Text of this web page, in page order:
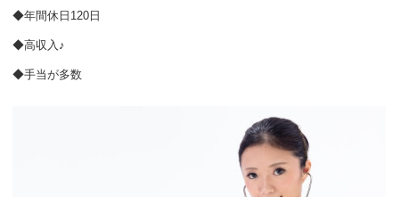
◆年間休日120日
◆高収入♪
◆手当が多数